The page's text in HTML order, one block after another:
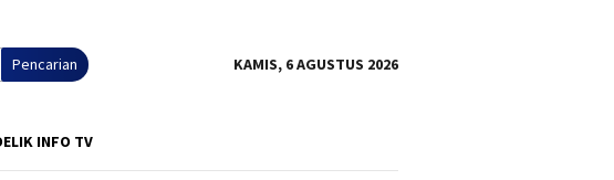
Pencarian KAMIS, 6 AGUSTUS 2026
INFO TV